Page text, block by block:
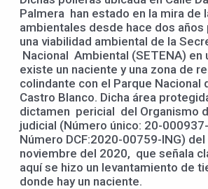
Palmera han estado en la mira de
ambientales desde hace dos
una viabilidad ambiental de la
Nacional Ambiental (SETENA) en
existe un naciente y una zona de
colindante con el Parque Nacional
Castro Blanco. Dicha área
dictamen pericial del Organismo
judicial (Número único: 20-
Número DCF:2020-00759-ING)
noviembre del 2020, que señala
aquí se hizo un levantamiento de
donde hay un naciente.